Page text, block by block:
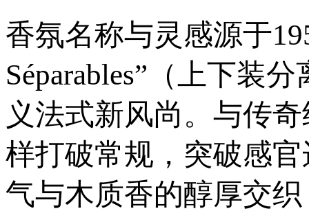
香氛名称与灵感源于
Séparables”（上下装
义法式新风尚。与传
样打破常规，突破感
气与木质香的醇厚交